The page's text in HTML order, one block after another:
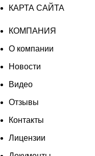
КАРТА САЙТА
КОМПАНИЯ
О компании
Новости
Видео
Отзывы
Контакты
Лицензии